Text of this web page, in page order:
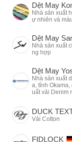
Dệt May
Nhà sản xuất
ự nhiên và
Dệt May
Nhà sản xuất
ng hợp
Dệt May
Nhà sản xuất
a, tỉnh
uất vải Denim
DUCK
Vải Cotton
FIDLOCK